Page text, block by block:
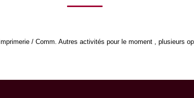
/ Comm. Autres activités pour le moment , plusieurs